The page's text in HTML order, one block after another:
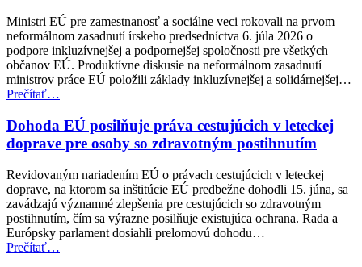
Ministri EÚ pre zamestnanosť a sociálne veci rokovali na prvom
neformálnom zasadnutí írskeho predsedníctva 6. júla 2026 o
podpore inkluzívnejšej a podpornejšej spoločnosti pre všetkých
občanov EÚ. Produktívne diskusie na neformálnom zasadnutí
ministrov práce EÚ položili základy inkluzívnejšej a solidárnejšej…
Prečítať“Neformálne
ministrov
pre
zamestnanosť
sociálne
veci
(EPSCO)”
…
Dohoda EÚ posilňuje práva cestujúcich v leteckej
doprave pre osoby so zdravotným postihnutím
Revidovaným nariadením EÚ o právach cestujúcich v leteckej
doprave, na ktorom sa inštitúcie EÚ predbežne dohodli 15. júna, sa
zavádzajú významné zlepšenia pre cestujúcich so zdravotným
postihnutím, čím sa výrazne posilňuje existujúca ochrana. Rada a
Európsky parlament dosiahli prelomovú dohodu…
Prečítať“Dohoda
…